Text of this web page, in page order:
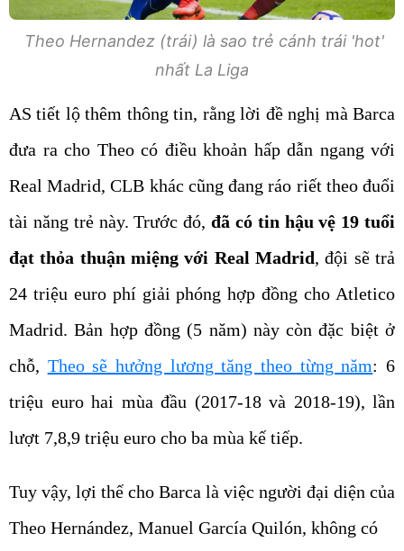
Theo Hernandez (trái) là sao trẻ cánh trái 'hot'
nhất La Liga
AS tiết lộ thêm thông tin, rằng lời đề nghị mà Barca
đưa ra cho Theo có điều khoản hấp dẫn ngang với
Real Madrid, CLB khác cũng đang ráo riết theo đuổi
tài năng trẻ này. Trước đó, đã có tin hậu vệ 19 tuổi
đạt thỏa thuận miệng với Real Madrid, đội sẽ trả
24 triệu euro phí giải phóng hợp đồng cho Atletico
Madrid. Bản hợp đồng (5 năm) này còn đặc biệt ở
chỗ, Theo sẽ hưởng lương tăng theo từng năm: 6
triệu euro hai mùa đầu (2017-18 và 2018-19), lần
lượt 7,8,9 triệu euro cho ba mùa kế tiếp.
Tuy vậy, lợi thế cho Barca là việc người đại diện của
Theo Hernández, Manuel García Quilón, không có